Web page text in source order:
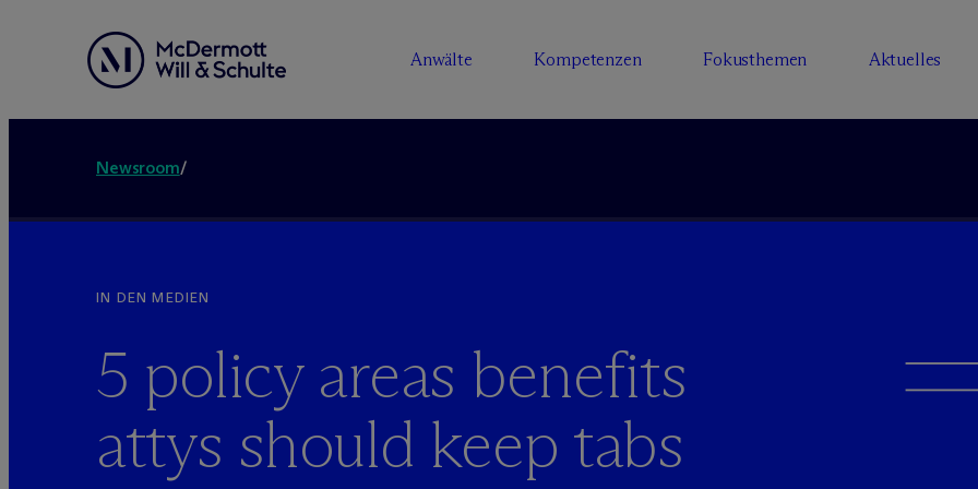
Anwälte Kompetenzen Fokusthemen Aktuelles
Newsroom/
IN DEN MEDIEN
5 policy areas benefits
attys should keep tabs